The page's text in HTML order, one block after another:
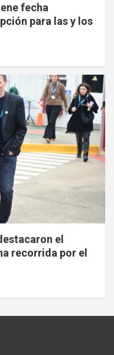
fecha
para las y los
el
recorrida por el